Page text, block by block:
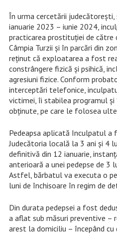
În urma cercetării
ianuarie 2023 – iunie 2024,
practicarea prostituției de
Câmpia Turzii și în parcări din
reținut că exploatarea a fost
constrângere fizică și psihică,
agresiuni fizice. Conform
interceptări telefonice,
victimei, îi stabilea programul și
obținute, pe care le folosea
Pedeapsa aplicată Inculpatul a
Judecătoria locală la 3 ani și 4
definitivă din 12 ianuarie,
anterioară a unei pedepse de 3
Astfel, bărbatul va executa o
luni de închisoare în regim de
Din durata pedepsei a fost
a aflat sub măsuri preventive –
arest la domiciliu – începând